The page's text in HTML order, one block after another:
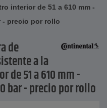
interior de 51 a 610 mm -
- precio por rollo
de
a la
de 51 a 610 mm -
bar - precio por rollo